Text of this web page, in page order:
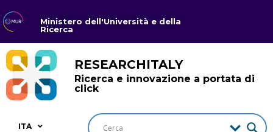
Ministero dell'Università e della
Ricerca
RESEARCHITALY
Ricerca e innovazione a portata di
click
ITA